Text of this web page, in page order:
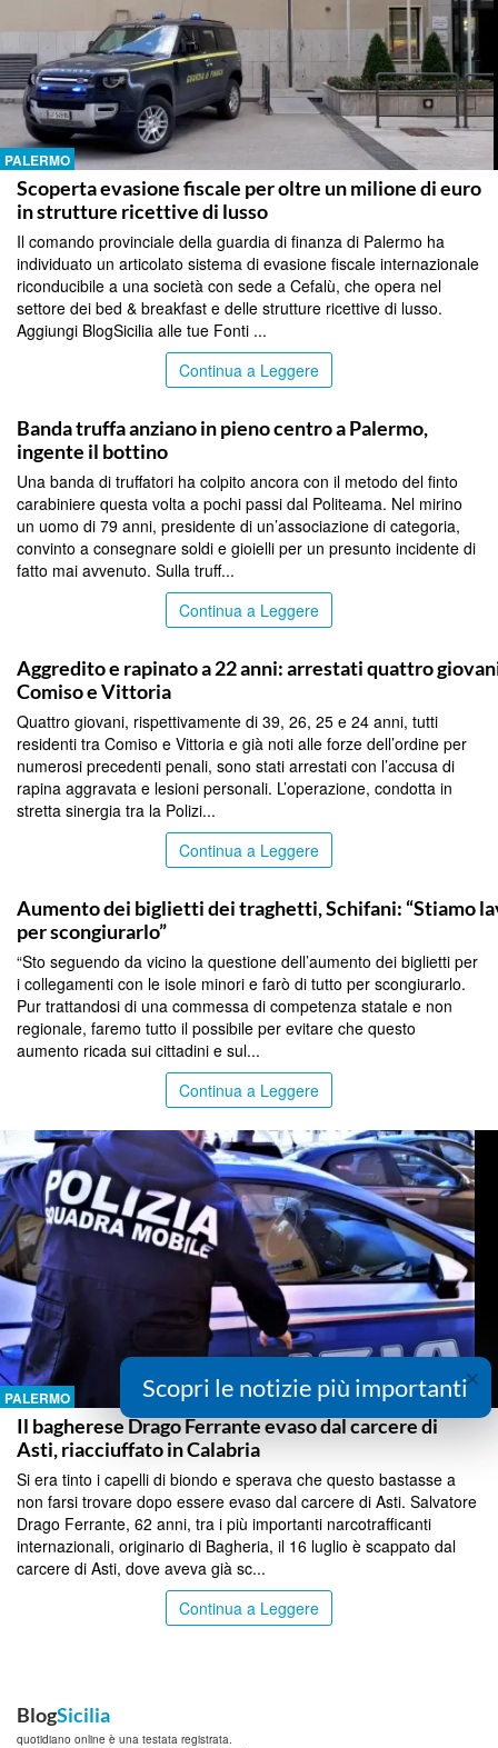
PALERMO
Scoperta evasione fiscale per oltre un milione di euro
in strutture ricettive di lusso
Il comando provinciale della guardia di finanza di Palermo ha
individuato un articolato sistema di evasione fiscale internazionale
riconducibile a una società con sede a Cefalù, che opera nel
settore dei bed & breakfast e delle strutture ricettive di lusso.
Aggiungi BlogSicilia alle tue Fonti ...
Continua a Leggere
Banda truffa anziano in pieno centro a Palermo,
ingente il bottino
Una banda di truffatori ha colpito ancora con il metodo del finto
carabiniere questa volta a pochi passi dal Politeama. Nel mirino
un uomo di 79 anni, presidente di un’associazione di categoria,
convinto a consegnare soldi e gioielli per un presunto incidente di
fatto mai avvenuto. Sulla truff...
Continua a Leggere
Aggredito e rapinato a 22 anni: arrestati quattro
Comiso e Vittoria
Quattro giovani, rispettivamente di 39, 26, 25 e 24 anni, tutti
residenti tra Comiso e Vittoria e già noti alle forze dell’ordine per
numerosi precedenti penali, sono stati arrestati con l’accusa di
rapina aggravata e lesioni personali. L’operazione, condotta in
stretta sinergia tra la Polizi...
Continua a Leggere
Aumento dei biglietti dei traghetti, Schifani: “Stiamo
per scongiurarlo”
“Sto seguendo da vicino la questione dell’aumento dei biglietti per
i collegamenti con le isole minori e farò di tutto per scongiurarlo.
Pur trattandosi di una commessa di competenza statale e non
regionale, faremo tutto il possibile per evitare che questo
aumento ricada sui cittadini e sul...
Continua a Leggere
PALERMO
Il bagherese Drago Ferrante evaso dal carcere di
Asti, riacciuffato in Calabria
Si era tinto i capelli di biondo e sperava che questo bastasse a
non farsi trovare dopo essere evaso dal carcere di Asti. Salvatore
Drago Ferrante, 62 anni, tra i più importanti narcotrafficanti
internazionali, originario di Bagheria, il 16 luglio è scappato dal
carcere di Asti, dove aveva già sc...
Continua a Leggere
BlogSicilia
quotidiano online è una testata registrata.
×
Scopri le notizie più importanti